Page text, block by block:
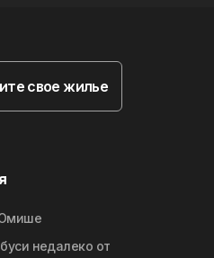
свое жилье
Омише
недалеко от